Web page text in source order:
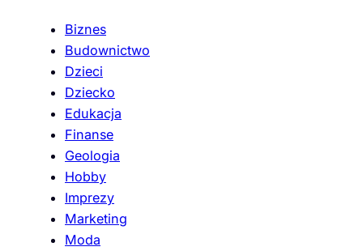
Biznes
Budownictwo
Dzieci
Dziecko
Edukacja
Finanse
Geologia
Hobby
Imprezy
Marketing
Moda